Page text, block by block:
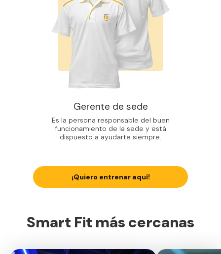
Gerente de sede
Es la persona responsable del buen
funcionamiento de la sede y está
dispuesto a ayudarte siempre.
¡Quiero entrenar aquí!
Smart Fit más cercanas